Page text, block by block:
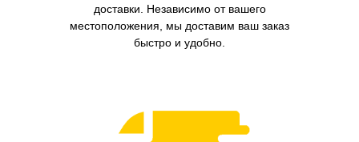
доставки. Независимо от вашего
местоположения, мы доставим ваш заказ
быстро и удобно.